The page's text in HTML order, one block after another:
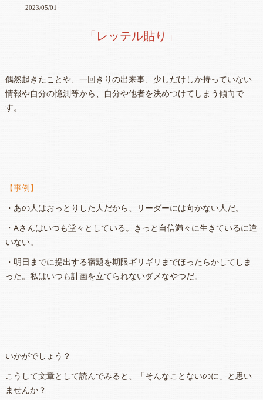
2023/05/01
「レッテル貼り」
偶然起きたことや、一回きりの出来事、少しだけしか持っていない
情報や自分の憶測等から、自分や他者を決めつけてしまう傾向で
す。
【事例】
・あの人はおっとりした人だから、リーダーには向かない人だ。
・Aさんはいつも堂々としている。きっと自信満々に生きているに違
いない。
・明日までに提出する宿題を期限ギリギリまでほったらかしてしま
った。私はいつも計画を立てられないダメなやつだ。
いかがでしょう？
こうして文章として読んでみると、「そんなことないのに」と思い
ませんか？